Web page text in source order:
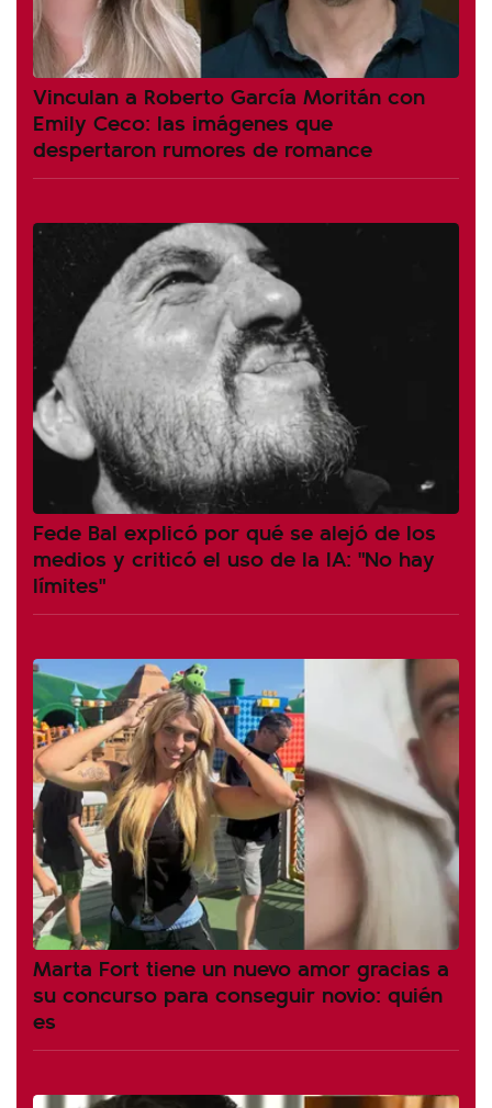
Vinculan a Roberto García Moritán con
Emily Ceco: las imágenes que
despertaron rumores de romance
Fede Bal explicó por qué se alejó de los
medios y criticó el uso de la IA: "No hay
límites"
Marta Fort tiene un nuevo amor gracias a
su concurso para conseguir novio: quién
es